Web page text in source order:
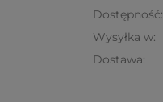
Dostępność:
Wysyłka w:
Dostawa: